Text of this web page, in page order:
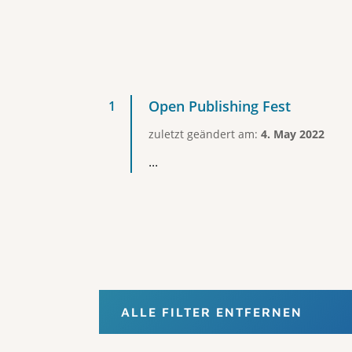
Open Publishing Fest
zuletzt geändert am: 4. May 2022
...
ALLE FILTER ENTFERNEN